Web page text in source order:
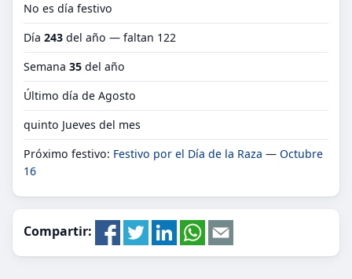
No es día festivo
Día 243 del año — faltan 122
Semana 35 del año
Último día de Agosto
quinto Jueves del mes
Próximo festivo: Festivo por el Día de la Raza — Octubre
16
Compartir: